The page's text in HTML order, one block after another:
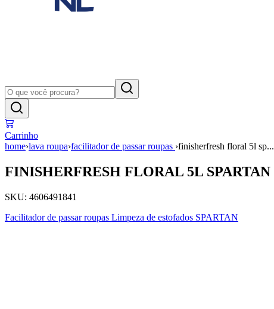
Carrinho
home›lava roupa›facilitador de passar roupas ›finisherfresh floral 5l sp...
FINISHERFRESH FLORAL 5L SPARTAN
SKU: 4606491841
Facilitador de passar roupas Limpeza de estofados SPARTAN